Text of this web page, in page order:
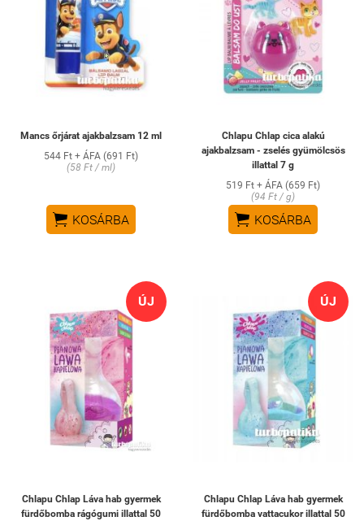
Mancs őrjárat ajakbalzsam 12 ml
544 Ft + ÁFA (691 Ft)
(58 Ft / ml)
 KOSÁRBA
Chlapu Chlap cica alakú
ajakbalzsam - zselés gyümölcsös
illattal 7 g
519 Ft + ÁFA (659 Ft)
(94 Ft / g)
 KOSÁRBA
ÚJ
Chlapu Chlap Láva hab gyermek
fürdőbomba rágógumi illattal 50
ÚJ
Chlapu Chlap Láva hab gyermek
fürdőbomba vattacukor illattal 50